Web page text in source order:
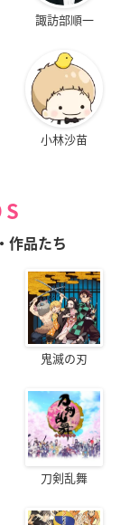
諏訪部順一
小林沙苗
作品たち
鬼滅の刃
刀剣乱舞